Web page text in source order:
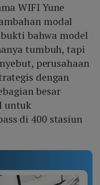
WIFI Yune
modal
bahwa model
tumbuh, tapi
perusahaan
dengan
besar
untuk
di 400 stasiun